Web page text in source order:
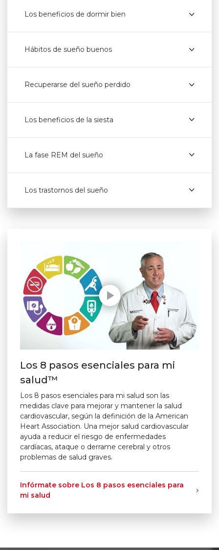
Los beneficios de dormir bien
Hábitos de sueño buenos
Recuperarse del sueño perdido
Los beneficios de la siesta
La fase REM del sueño
Los trastornos del sueño
Los 8 pasos esenciales para mi
salud™
Los 8 pasos esenciales para mi salud son las
medidas clave para mejorar y mantener la salud
cardiovascular, según la definición de la American
Heart Association. Una mejor salud cardiovascular
ayuda a reducir el riesgo de enfermedades
cardíacas, ataque o derrame cerebral y otros
problemas de salud graves.
Infórmate sobre Los 8 pasos esenciales para
mi salud